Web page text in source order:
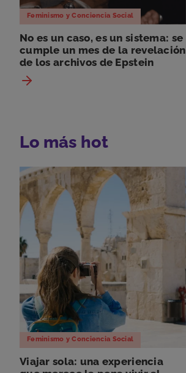
Feminismo y Conciencia Social
No es un caso, es un sistema: se
cumple un mes de la revelación
de los archivos de Epstein
Lo más hot
Feminismo y Conciencia Social
Viajar sola: una experiencia